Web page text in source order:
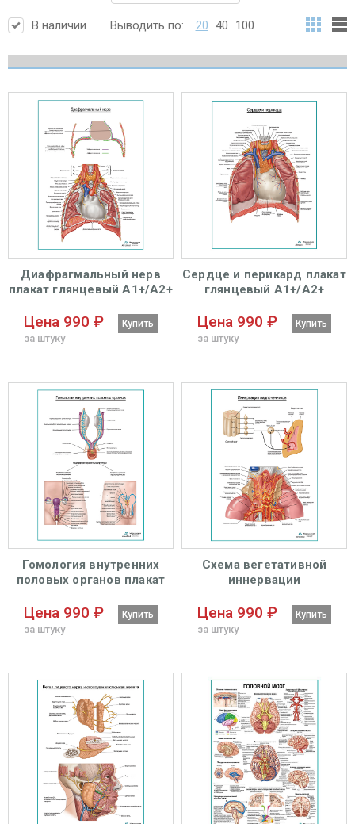
В наличии Выводить по: 20 40 100
Диафрагмальный нерв
плакат глянцевый А1+/А2+
Цена 990 ₽
за штуку
Купить
Сердце и перикард плакат
глянцевый А1+/А2+
Цена 990 ₽
за штуку
Купить
Гомология внутренних
половых органов плакат
Цена 990 ₽
за штуку
Купить
Схема вегетативной
иннервации
глянцевый А1+/А2+
Цена 990 ₽
за штуку
Купить